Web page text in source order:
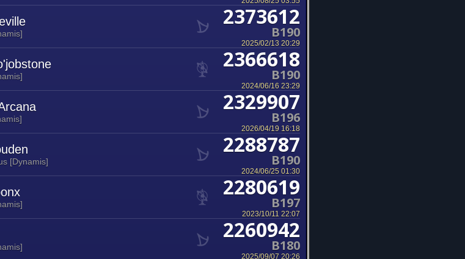
2373612
B190
2025/02/13 20:29
2366618
B190
2024/06/16 23:29
2329907
B196
2026/04/19 16:18
[Dynamis]
2288787
B190
2024/06/25 01:30
2280619
B197
2023/10/11 22:07
2260942
B180
2025/09/07 20:26